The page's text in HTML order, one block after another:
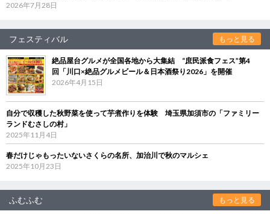
2026年7月28日
フェスティバル もっと見る
絶品屋台グルメが全国各地から大集結 “庶民派食フェス”第4
回「川口×絶品グルメビール＆日本酒祭り2026」を開催
2026年4月15日
自分で収穫した秋野菜を使って芋煮作りを体験 埼玉県加須市の「ファミリー
ランドむさしの村」
2025年11月4日
春だけじゃもったいないさくらの名所、加治川で秋のマルシェ
2025年10月23日
ふむふむ もっと見る